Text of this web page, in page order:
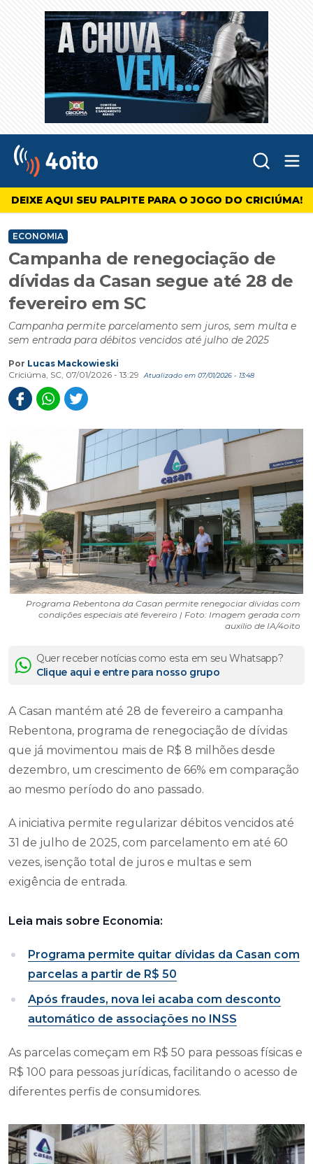
4oito
DEIXE AQUI SEU PALPITE PARA O JOGO DO CRICIÚMA!
ECONOMIA
Campanha de renegociação de
dívidas da Casan segue até 28 de
fevereiro em SC
Campanha permite parcelamento sem juros, sem multa e
sem entrada para débitos vencidos até julho de 2025
Por Lucas Mackowieski
Criciúma, SC, 07/01/2026 - 13:29
Atualizado em 07/01/2026 - 13:48
Programa Rebentona da Casan permite renegociar dívidas com
condições especiais até fevereiro | Foto: Imagem gerada com
auxilio de IA/4oito
Quer receber notícias como esta em seu Whatsapp?
Clique aqui e entre para nosso grupo
A Casan mantém até 28 de fevereiro a campanha
Rebentona, programa de renegociação de dívidas
que já movimentou mais de R$ 8 milhões desde
dezembro, um crescimento de 66% em comparação
ao mesmo período do ano passado.
A iniciativa permite regularizar débitos vencidos até
31 de julho de 2025, com parcelamento em até 60
vezes, isenção total de juros e multas e sem
exigência de entrada.
Leia mais sobre Economia:
Programa permite quitar dívidas da Casan com
parcelas a partir de R$ 50
Após fraudes, nova lei acaba com desconto
automático de associações no INSS
As parcelas começam em R$ 50 para pessoas físicas e
R$ 100 para pessoas jurídicas, facilitando o acesso de
diferentes perfis de consumidores.